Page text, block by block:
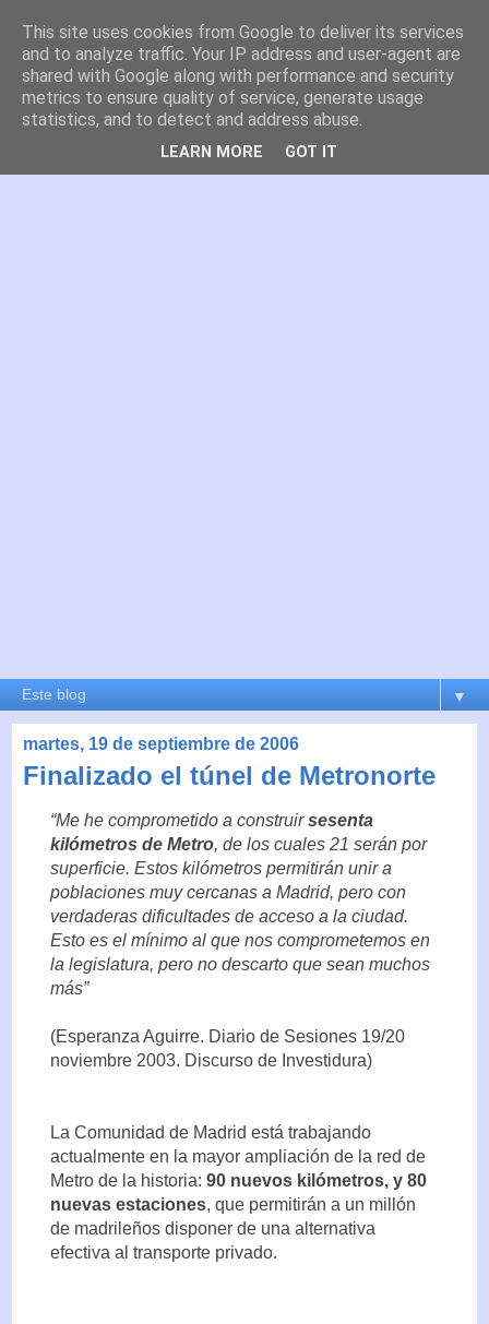
es por madrid
El blog de Madrid y su actualidad, proyectos, transporte,
movilidad, arquitectura, participación, medio ambiente,
educación, empleo, ...
▼
martes, 19 de septiembre de 2006
Finalizado el túnel de Metronorte
“Me he comprometido a construirsesenta
kilómetros de Metro, de los cuales 21 serán por
superficie. Estos kilómetros permitirán unir a
poblaciones muy cercanas a Madrid, pero con
verdaderas dificultades de acceso a la ciudad.
Esto es el mínimo al que nos comprometemos en
la legislatura, pero no descarto que sean muchos
más”
(Esperanza Aguirre. Diario de Sesiones 19/20
noviembre 2003. Discurso de Investidura)
La Comunidad de Madrid está trabajando
actualmente en la mayor ampliación de la red de
Metro de la historia: 90 nuevos kilómetros, y 80
nuevas estaciones, que permitirán a un millón
de madrileños disponer de una alternativa
efectiva al transporte privado.
This site uses cookies from Google to deliver its services
and to analyze traffic. Your IP address and user-agent are
shared with Google along with performance and security
metrics to ensure quality of service, generate usage
statistics, and to detect and address abuse.
LEARN MORE GOT IT